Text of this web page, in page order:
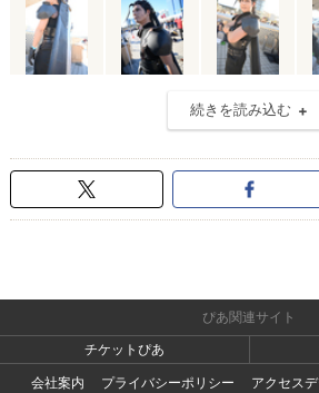
続きを読み込む
ぴあ関連サイト
チケットぴあ
会社案内
プライバシーポリシー
アクセス